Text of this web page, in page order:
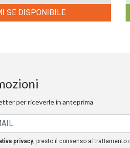
SE DISPONIBILE
per riceverle in anteprima
privacy, presto il consenso al trattamento